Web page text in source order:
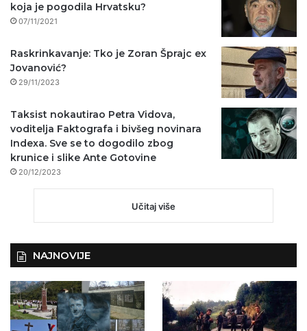
koja je pogodila Hrvatsku?
07/11/2021
Raskrinkavanje: Tko je Zoran Šprajc ex
Jovanović?
29/11/2023
Taksist nokautirao Petra Vidova,
voditelja Faktografa i bivšeg novinara
Indexa. Sve se to dogodilo zbog
krunice i slike Ante Gotovine
20/12/2023
Učitaj više
NAJNOVIJE